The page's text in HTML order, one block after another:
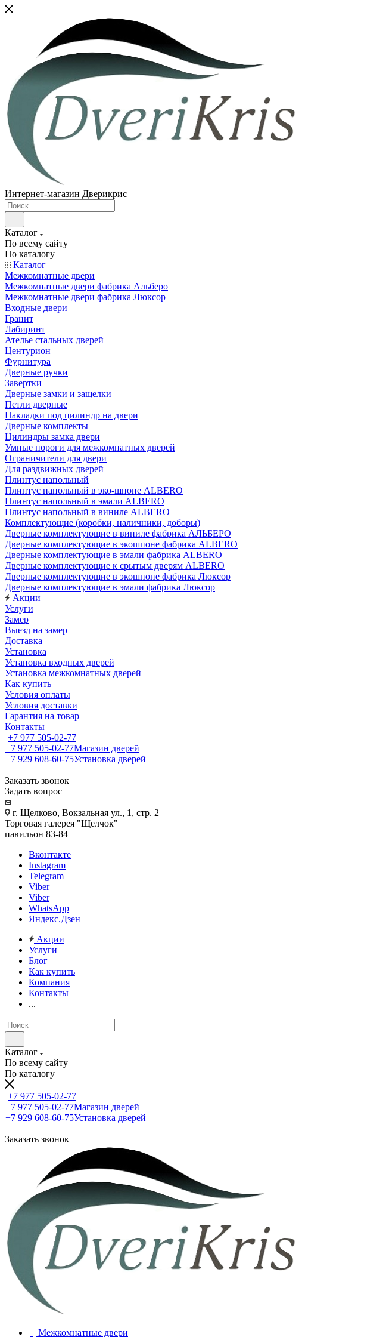
Интернет-магазин Дверикрис
Каталог
По всему сайту
По каталогу
Каталог
Межкомнатные двери
Межкомнатные двери фабрика Альберо
Межкомнатные двери фабрика Люксор
Входные двери
Гранит
Лабиринт
Ателье стальных дверей
Центурион
Фурнитура
Дверные ручки
Завертки
Дверные замки и защелки
Петли дверные
Накладки под цилиндр на двери
Дверные комплекты
Цилиндры замка двери
Умные пороги для межкомнатных дверей
Ограничители для двери
Для раздвижных дверей
Плинтус напольный
Плинтус напольный в эко-шпоне ALBERO
Плинтус напольный в эмали ALBERO
Плинтус напольный в виниле ALBERO
Комплектующие (коробки, наличники, доборы)
Дверные комплектующие в виниле фабрика АЛЬБЕРО
Дверные комплектующие в экошпоне фабрика ALBERO
Дверные комплектующие в эмали фабрика ALBERO
Дверные комплектующие к срытым дверям ALBERO
Дверные комплектующие в экошпоне фабрика Люксор
Дверные комплектующие в эмали фабрика Люксор
Акции
Услуги
Замер
Выезд на замер
Доставка
Установка
Установка входных дверей
Установка межкомнатных дверей
Как купить
Условия оплаты
Условия доставки
Гарантия на товар
Контакты
+7 977 505-02-77
+7 977 505-02-77Магазин дверей
+7 929 608-60-75Установка дверей
Заказать звонок
Задать вопрос
г. Щелково, Вокзальная ул., 1, стр. 2
Торговая галерея "Щелчок"
павильон 83-84
Вконтакте
Instagram
Telegram
Viber
Viber
WhatsApp
Яндекс.Дзен
Акции
Услуги
Блог
Как купить
Компания
Контакты
...
Каталог
По всему сайту
По каталогу
+7 977 505-02-77
+7 977 505-02-77Магазин дверей
+7 929 608-60-75Установка дверей
Заказать звонок
Межкомнатные двери